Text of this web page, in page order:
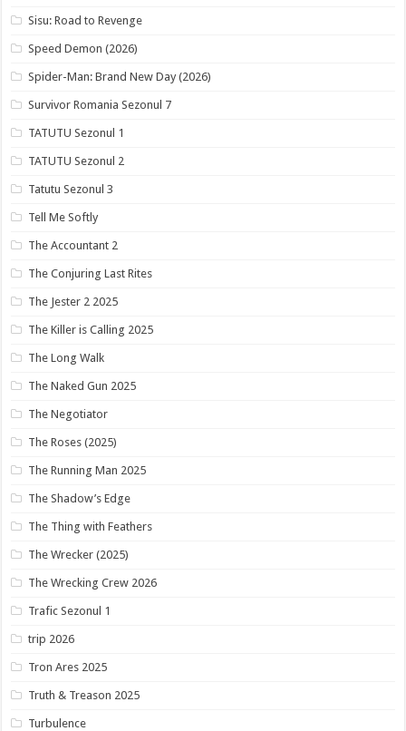
Sisu: Road to Revenge
Speed Demon (2026)
Spider-Man: Brand New Day (2026)
Survivor Romania Sezonul 7
TATUTU Sezonul 1
TATUTU Sezonul 2
Tatutu Sezonul 3
Tell Me Softly
The Accountant 2
The Conjuring Last Rites
The Jester 2 2025
The Killer is Calling 2025
The Long Walk
The Naked Gun 2025
The Negotiator
The Roses (2025)
The Running Man 2025
The Shadow’s Edge
The Thing with Feathers
The Wrecker (2025)
The Wrecking Crew 2026
Trafic Sezonul 1
trip 2026
Tron Ares 2025
Truth & Treason 2025
Turbulence